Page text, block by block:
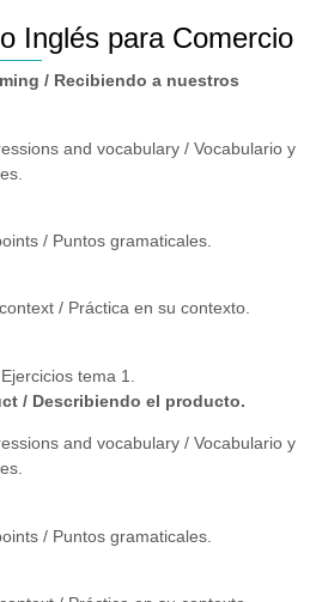
Inglés para Comercio
/ Recibiendo a nuestros
and vocabulary / Vocabulario y
/ Puntos gramaticales.
/ Práctica en su contexto.
tema 1.
/ Describiendo el producto.
and vocabulary / Vocabulario y
/ Puntos gramaticales.